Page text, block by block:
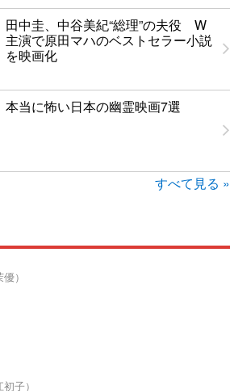
田中圭、中谷美紀“総理”の夫役 W
主演で原田マハのベストセラー小説
を映画化
本当に怖い日本の幽霊映画7選
すべて見る »
）
初子）